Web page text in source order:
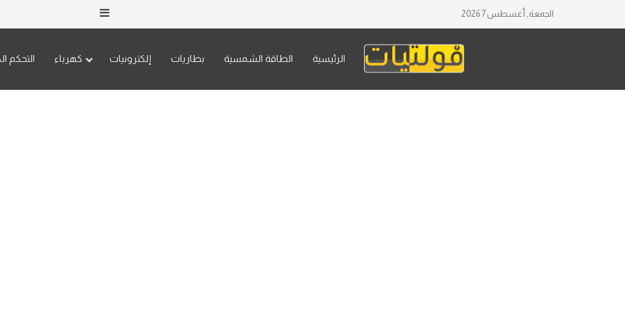
الجمعة, أغسطس 7 2026 إضافة عمود جانبي
الرئيسية الطاقة الشمسية بطاريات إلكترونيات كهرباء التحكم